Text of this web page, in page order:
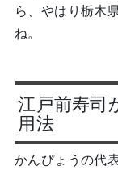
ら、やはり栃木
ね。
江戸前寿司
用法
かんぴょうの代